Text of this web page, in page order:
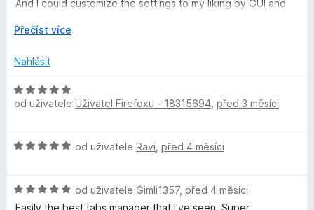
5
:
z
And I could customize the settings to my liking by GUI and
R
z
a
l
d
Přečíst více
Nahlásit
H
o
o
n
od uživatele Uživatel Firefoxu - 18315694 před 3 měsíci
H
n
o
od uživatele Ravi před 4 měsíci
H
o
od uživatele Gimli1357, před 4 měsíci
Easily the best tabs manager that I've seen. Super